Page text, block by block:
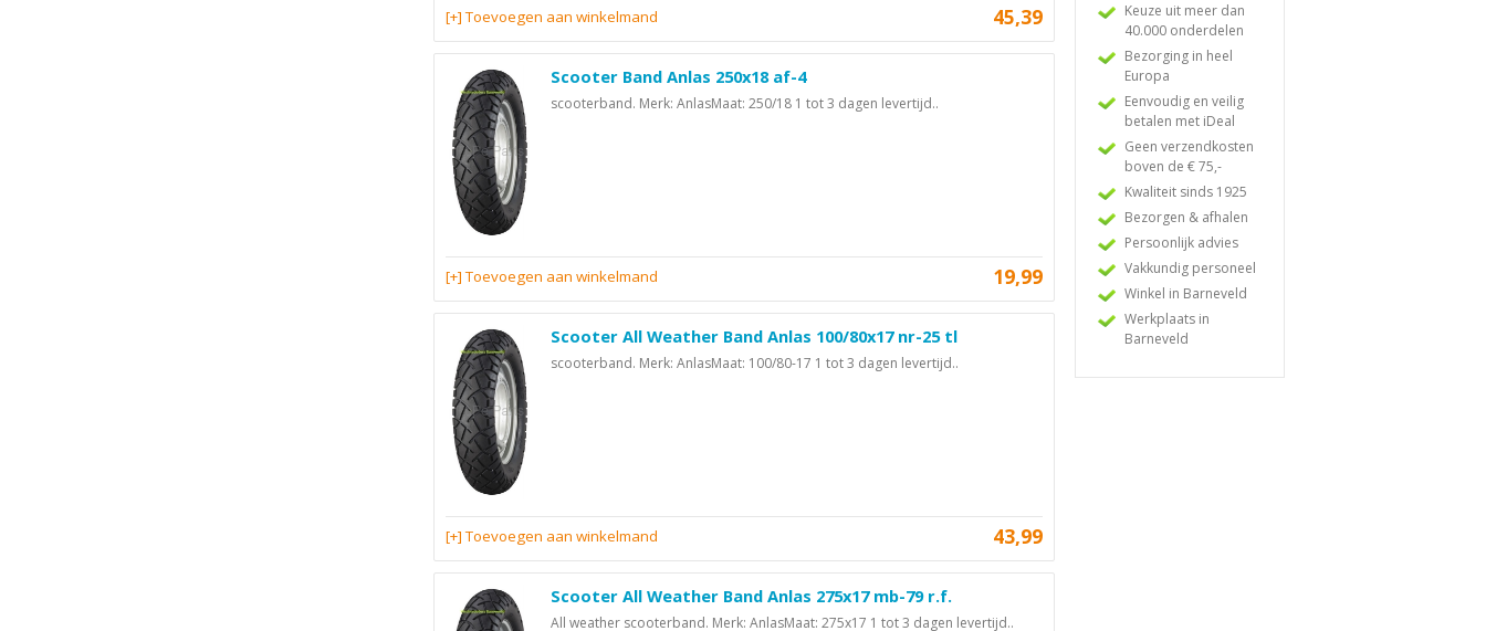
45,39
[+] Toevoegen aan winkelmand
Scooter Band Anlas 250x18 af-4
scooterband. Merk: AnlasMaat: 250/18 1 tot 3 dagen levertijd..
19,99
[+] Toevoegen aan winkelmand
Scooter All Weather Band Anlas 100/80x17 nr-25 tl
scooterband. Merk: AnlasMaat: 100/80-17 1 tot 3 dagen levertijd..
43,99
[+] Toevoegen aan winkelmand
Scooter All Weather Band Anlas 275x17 mb-79 r.f.
All weather scooterband. Merk: AnlasMaat: 275x17 1 tot 3 dagen levertijd..
Keuze uit meer dan
40.000 onderdelen
Bezorging in heel
Europa
Eenvoudig en veilig
betalen met iDeal
Geen verzendkosten
boven de € 75,-
Kwaliteit sinds 1925
Bezorgen & afhalen
Persoonlijk advies
Vakkundig personeel
Winkel in Barneveld
Werkplaats in
Barneveld